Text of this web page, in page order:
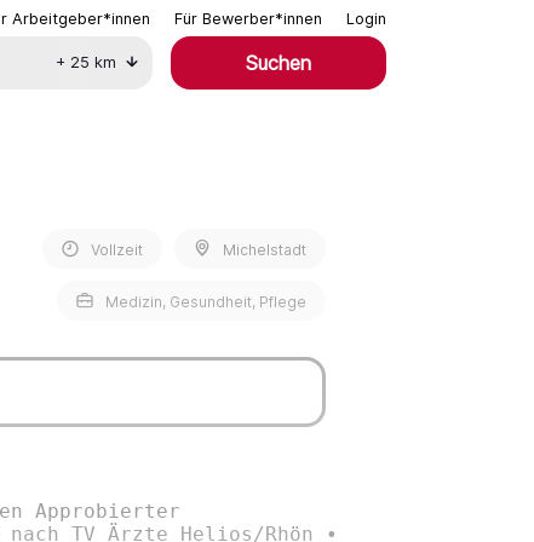
Arbeitgeber*innen Für Bewerber*innen Login
+ 25 km Suchen
Vollzeit Michelstadt
Medizin, Gesundheit, Pflege
Approbierter
TV Ärzte Helios/Rhön •